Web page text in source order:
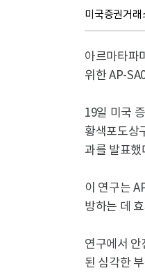
미국증권거래
아르마타파
위한 AP-
19일 미국
황색포도상
과를 발표했
이 연구는
방하는 데
연구에서
된 심각한